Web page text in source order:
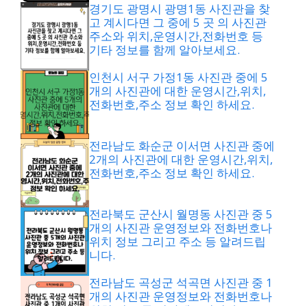
경기도 광명시 광명1동 사진관을 찾
고 계시다면 그 중에 5 곳 의 사진관
주소와 위치,운영시간,전화번호 등
기타 정보를 함께 알아보세요.
인천시 서구 가정1동 사진관 중에 5
개의 사진관에 대한 운영시간,위치,
전화번호,주소 정보 확인 하세요.
전라남도 화순군 이서면 사진관 중에
2개의 사진관에 대한 운영시간,위치,
전화번호,주소 정보 확인 하세요.
전라북도 군산시 월명동 사진관 중 5
개의 사진관 운영정보와 전화번호나
위치 정보 그리고 주소 등 알려드립
니다.
전라남도 곡성군 석곡면 사진관 중 1
개의 사진관 운영정보와 전화번호나